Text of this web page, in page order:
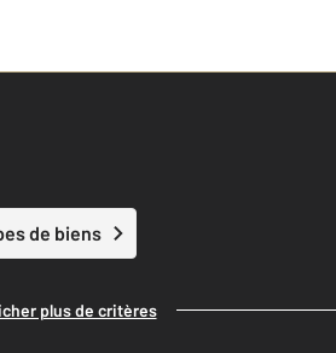
de biens
plus de critères